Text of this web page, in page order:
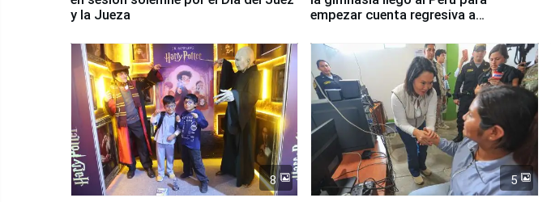
y la Jueza
empezar cuenta regresiva a
8 5